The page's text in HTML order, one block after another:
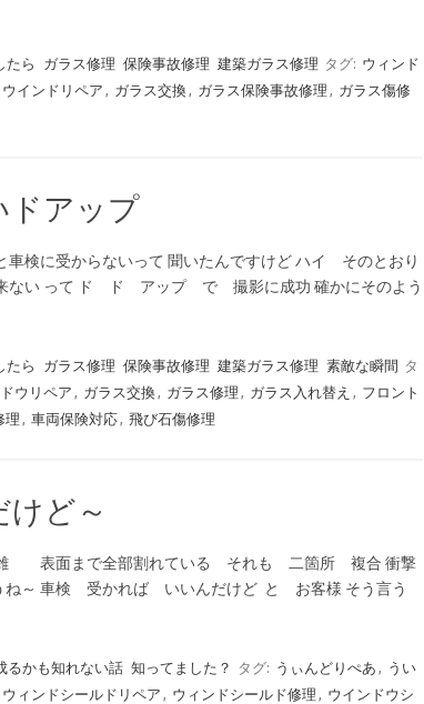
たら ガラス修理 保険事故修理 建築ガラス修理 タグ: ウィンド
ウインドリペア , ガラス交換, ガラス保険事故修理 , ガラス傷修
ドアップ
車検に受からないって 聞いたんですけど ハイ そのとおり
ない って ド ド アップ で 撮影に成功 確かにそのよう
たら ガラス修理 保険事故修理 建築ガラス修理 素敵な瞬間
タ
ウリペア , ガラス交換, ガラス修理 , ガラス入れ替え , フロント
理 , 車両保険対応, 飛び石傷修理
ど～
表面まで全部割れている それも 二箇所 複合 衝撃
ね～ 車検 受かれば いいんだけど と お客様 そう言う
るかも知れない話 知ってました？ タグ: うぃんどりぺあ , うい
ウィンドシールドリペア , ウィンドシールド修理 , ウインドウシ